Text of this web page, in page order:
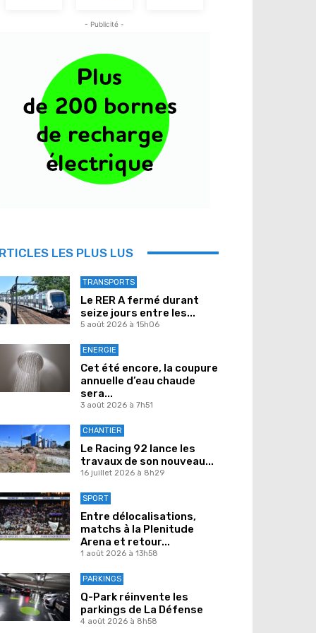
- Publicité -
LES PLUS LUS
TRANSPORTS
Le RER A fermé durant
seize jours entre les...
5 août 2026 à 15h06
ENERGIE
Cet été encore, la coupure
annuelle d’eau chaude
sera...
3 août 2026 à 7h51
CHANTIER
Le Racing 92 lance les
travaux de son nouveau...
16 juillet 2026 à 8h29
SPORT
Entre délocalisations,
matchs à la Plenitude
Arena et retour...
1 août 2026 à 13h58
PARKINGS
Q-Park réinvente les
parkings de La Défense
4 août 2026 à 8h58